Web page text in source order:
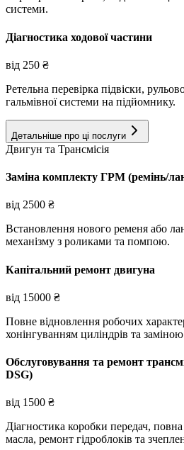
системи.
Діагностика ходової частини
від 250 ₴
Ретельна перевірка підвіски,
гальмівної системи на підйомнику.
Детальніше про ці послуги
Двигун та Трансмісія
Заміна комплекту ГРМ (ремінь/
від 2500 ₴
Встановлення нового ременя або
механізму з роликами та помпою.
Капітальний ремонт двигуна
від 15000 ₴
Повне відновлення робочих
хонінгуванням циліндрів та
Обслуговування та ремонт
DSG)
від 1500 ₴
Діагностика коробки передач, повна
масла, ремонт гідроблоків та